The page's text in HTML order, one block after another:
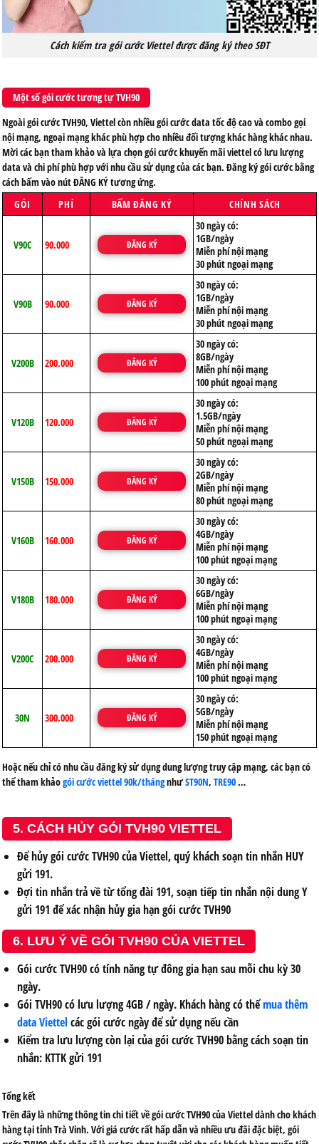
Cách kiểm tra gói cước Viettel được đăng ký theo SĐT
Một số gói cước tương tự TVH90
Ngoài gói cước TVH90, Viettel còn nhiều gói cước data tốc độ cao và combo gọi
nội mạng, ngoại mạng khác phù hợp cho nhiều đối tượng khác hàng khác nhau.
Mời các bạn tham khảo và lựa chọn gói cước khuyến mãi viettel có lưu lượng
data và chi phí phù hợp với nhu cầu sử dụng của các bạn. Đăng ký gói cước bằng
cách bấm vào nút ĐĂNG KÝ tương ứng.
GÓI
PHÍ BẤM ĐĂNG KÝ CHÍNH SÁCH
V90C 90.000 ĐĂNG KÝ
30 ngày có:
1GB/ngày
Miễn phí nội mạng
30 phút ngoại mạng
V90B 90.000 ĐĂNG KÝ
30 ngày có:
1GB/ngày
Miễn phí nội mạng
30 phút ngoại mạng
V200B 200.000 ĐĂNG KÝ
30 ngày có:
8GB/ngày
Miễn phí nội mạng
100 phút ngoại mạng
V120B 120.000 ĐĂNG KÝ
30 ngày có:
1.5GB/ngày
Miễn phí nội mạng
50 phút ngoại mạng
V150B 150.000 ĐĂNG KÝ
30 ngày có:
2GB/ngày
Miễn phí nội mạng
80 phút ngoại mạng
V160B 160.000 ĐĂNG KÝ
30 ngày có:
4GB/ngày
Miễn phí nội mạng
100 phút ngoại mạng
V180B 180.000 ĐĂNG KÝ
30 ngày có:
6GB/ngày
Miễn phí nội mạng
100 phút ngoại mạng
V200C 200.000 ĐĂNG KÝ
30 ngày có:
4GB/ngày
Miễn phí nội mạng
100 phút ngoại mạng
30N 300.000 ĐĂNG KÝ
30 ngày có:
5GB/ngày
Miễn phí nội mạng
150 phút ngoại mạng
Hoặc nếu chỉ có nhu cầu đăng ký sử dụng dung lượng truy cập mạng, các bạn có
thể tham khảogói cước viettel 90k/thángnhưST90N, TRE90…
5. CÁCH HỦY GÓI TVH90 VIETTEL
Để hủy gói cước TVH90 của Viettel, quý khách soạn tin nhắn HUY
gửi 191.
Đợi tin nhắn trả về từ tổng đài 191, soạn tiếp tin nhắn nội dung Y
gửi 191 để xác nhận hủy gia hạn gói cước TVH90
6. LƯU Ý VỀ GÓI TVH90 CỦA VIETTEL
Gói cước TVH90 có tính năng tự đông gia hạn sau mỗi chu kỳ 30
ngày.
Gói TVH90 có lưu lượng 4GB / ngày. Khách hàng có thểmua thêm
data Viettel các gói cước ngày để sử dụng nếu cần
Kiểm tra lưu lượng còn lại của gói cước TVH90 bằng cách soạn tin
nhắn: KTTK gửi 191
Tổng kết
Trên đây là những thông tin chi tiết về gói cước TVH90 của Viettel dành cho khách
hàng tại tỉnh Trà Vinh. Với giá cước rất hấp dẫn và nhiều ưu đãi đặc biệt, gói